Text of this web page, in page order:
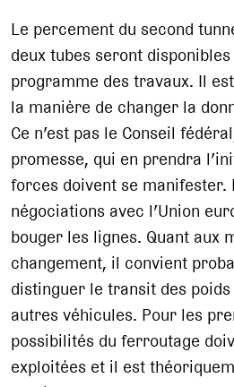
Le percement du second
deux tubes seront
programme des travaux. Il
la manière de changer la
Ce n’est pas le Conseil
promesse, qui en prendra
forces doivent se manifester.
négociations avec l’Union
bouger les lignes. Quant aux
changement, il convient
distinguer le transit des
autres véhicules. Pour les
possibilités du ferroutage
exploitées et il est